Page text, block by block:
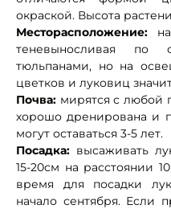
окраской. Высота
Месторасположение:
теневыносливая по
тюльпанами, но на
цветков и луковиц
Почва: мирятся с любой
хорошо дренирована и
могут оставаться 3-5 лет.
Посадка: высаживать
15-20см на расстоянии
время для посадки
начало сентября. Если